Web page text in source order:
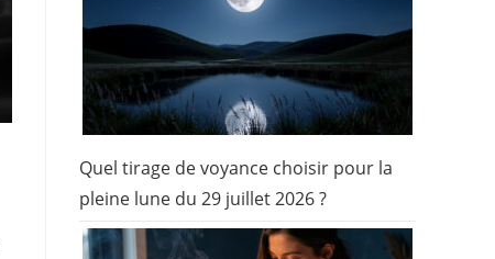
Quel tirage de voyance choisir pour la
pleine lune du 29 juillet 2026 ?